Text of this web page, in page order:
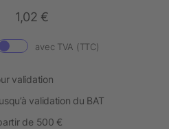
1,02 €
avec TVA (TTC)
validation
validation du BAT
de 500 €